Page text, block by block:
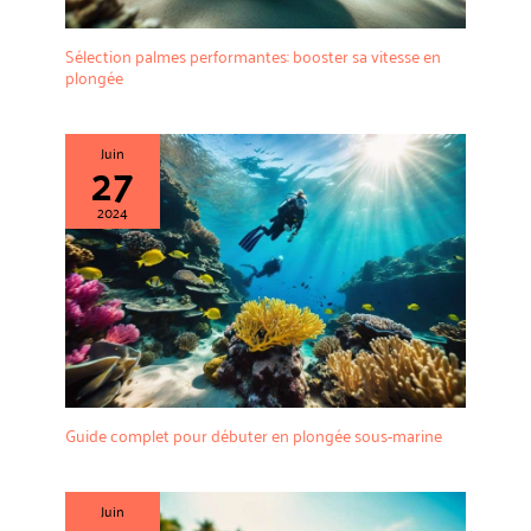
Sélection palmes performantes: booster sa vitesse en
plongée
Juin
27
2024
Guide complet pour débuter en plongée sous-marine
Juin